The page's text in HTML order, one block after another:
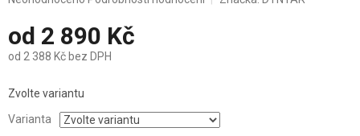
produktu
je
0,0
5
od 2 890 Kč
od 2 388 Kč bez DPH
cena:
Zvolte variantu
Varianta